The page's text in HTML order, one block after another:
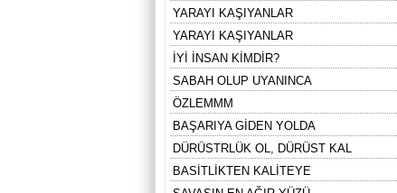
YARAYI KAŞIYANLAR
YARAYI KAŞIYANLAR
İYİ İNSAN KİMDİR?
SABAH OLUP UYANINCA
ÖZLEMMM
BAŞARIYA GİDEN YOLDA
DÜRÜSTRLÜK OL, DÜRÜST KAL
BASİTLİKTEN KALİTEYE